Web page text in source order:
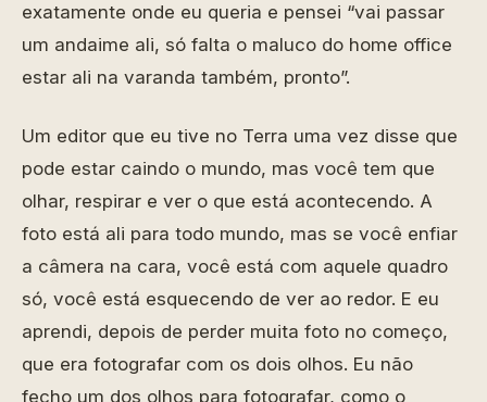
exatamente onde eu queria e pensei “vai passar
um andaime ali, só falta o maluco do home office
estar ali na varanda também, pronto”.
Um editor que eu tive no Terra uma vez disse que
pode estar caindo o mundo, mas você tem que
olhar, respirar e ver o que está acontecendo. A
foto está ali para todo mundo, mas se você enfiar
a câmera na cara, você está com aquele quadro
só, você está esquecendo de ver ao redor. E eu
aprendi, depois de perder muita foto no começo,
que era fotografar com os dois olhos. Eu não
fecho um dos olhos para fotografar, como o